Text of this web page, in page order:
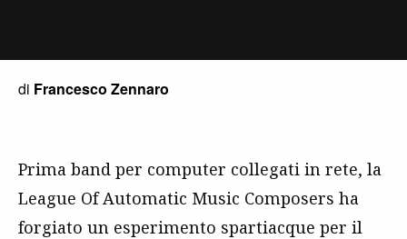
di Francesco Zennaro
Prima band per computer collegati in rete, la
League Of Automatic Music Composers ha
forgiato un esperimento spartiacque per il